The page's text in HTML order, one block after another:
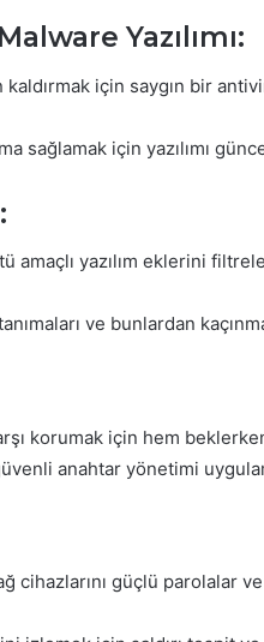
Yazılımı:
için saygın bir
sağlamak için yazılımı
amaçlı yazılım eklerini
ve bunlardan
korumak için hem
anahtar yönetimi
güçlü parolalar